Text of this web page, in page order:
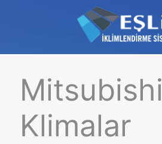
Mitsubishi
Klimalar